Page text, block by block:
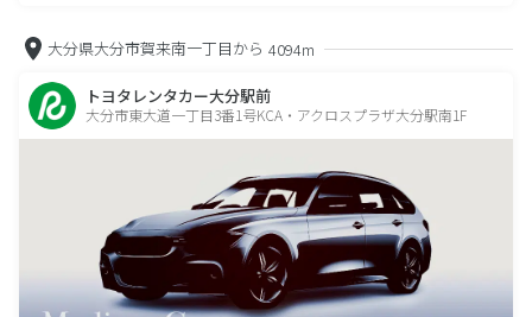
大分県大分市賀来南一丁目から 4094m
トヨタレンタカー大分駅前
大分市東大道一丁目3番1号KCA・アクロスプラザ大分駅南1F